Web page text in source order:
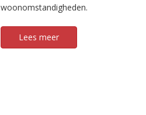
woonomstandigheden.
Lees meer